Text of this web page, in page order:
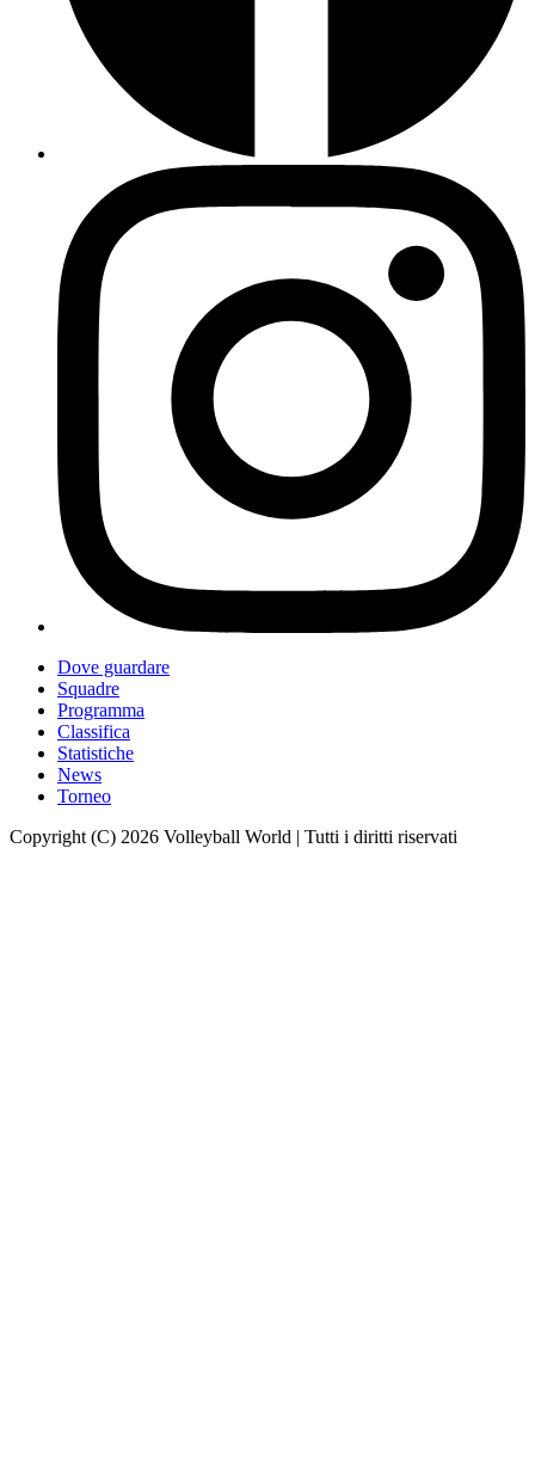
Dove guardare
Squadre
Programma
Classifica
Statistiche
News
Torneo
Copyright (C) 2026 Volleyball World | Tutti i diritti riservati